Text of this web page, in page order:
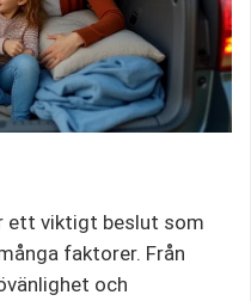
ett viktigt beslut som
faktorer. Från
och